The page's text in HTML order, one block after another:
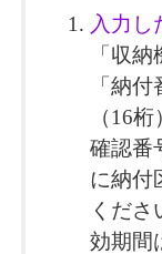
入力し
「収
「納
（16
確認番
に納付
くだ
効期間